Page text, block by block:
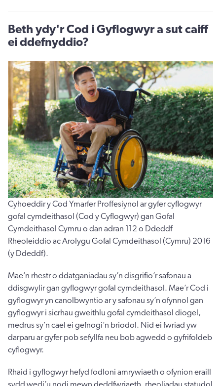
Beth ydy'r Cod i Gyflogwyr a sut caiff
ei ddefnyddio?
Cyhoeddir y Cod Ymarfer Proffesiynol ar gyfer cyflogwyr
gofal cymdeithasol (Cod y Cyflogwyr) gan Gofal
Cymdeithasol Cymru o dan adran 112 o Ddeddf
Rheoleiddio ac Arolygu Gofal Cymdeithasol (Cymru) 2016
(y Ddeddf).
Mae’n rhestr o ddatganiadau sy’n disgrifio’r safonau a
ddisgwylir gan gyflogwyr gofal cymdeithasol. Mae’r Cod i
gyflogwyr yn canolbwyntio ar y safonau sy’n ofynnol gan
gyflogwyr i sicrhau gweithlu gofal cymdeithasol diogel,
medrus sy’n cael ei gefnogi’n briodol. Nid ei fwriad yw
darparu ar gyfer pob sefyllfa neu bob agwedd o gyfrifoldeb
cyflogwyr.
Rhaid i gyflogwyr hefyd fodloni amrywiaeth o ofynion eraill